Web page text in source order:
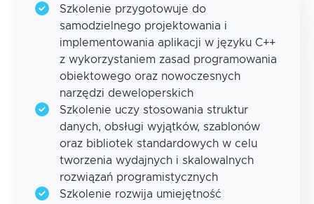
Szkolenie przygotowuje do
samodzielnego projektowania i
implementowania aplikacji w języku C++
z wykorzystaniem zasad programowania
obiektowego oraz nowoczesnych
narzędzi deweloperskich
Szkolenie uczy stosowania struktur
danych, obsługi wyjątków, szablonów
oraz bibliotek standardowych w celu
tworzenia wydajnych i skalowalnych
rozwiązań programistycznych
Szkolenie rozwija umiejętność